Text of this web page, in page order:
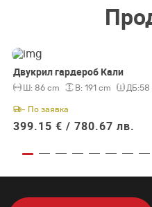
Двукрил гардероб Кали
Ш: 86 cm В: 191 cm ДБ:58
- По заявка
399.15 € / 780.67 лв.